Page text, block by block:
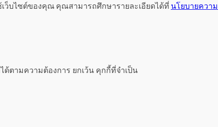
ว็บไซต์ของคุณ คุณสามารถศึกษารายละเอียดได้ที่ นโยบายควา
ตามความต้องการ ยกเว้น คุกกี้ที่จำเป็น